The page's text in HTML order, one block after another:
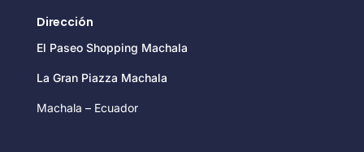
Dirección
El Paseo Shopping Machala
La Gran Piazza Machala
Machala – Ecuador